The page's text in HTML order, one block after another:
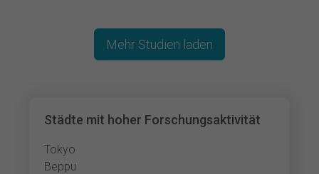
Städte mit hoher Forschungsaktivität
Tokyo
Beppu
Mehr Studien laden